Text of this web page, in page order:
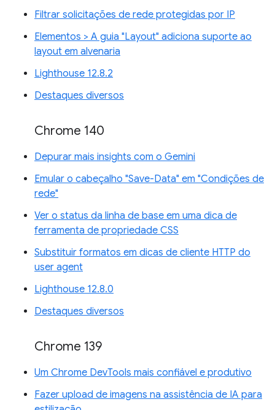
Filtrar solicitações de rede protegidas por IP
Elementos > A guia "Layout" adiciona suporte ao
layout em alvenaria
Lighthouse 12.8.2
Destaques diversos
Chrome 140
Depurar mais insights com o Gemini
Emular o cabeçalho "Save-Data" em "Condições de
rede"
Ver o status da linha de base em uma dica de
ferramenta de propriedade CSS
Substituir formatos em dicas de cliente HTTP do
user agent
Lighthouse 12.8.0
Destaques diversos
Chrome 139
Um Chrome DevTools mais confiável e produtivo
Fazer upload de imagens na assistência de IA para